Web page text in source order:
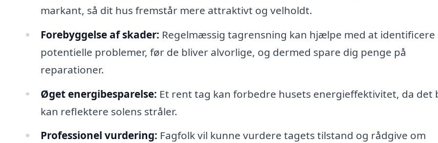
markant, så dit hus fremstår mere attraktivt og velholdt.
Forebyggelse af skader: Regelmæssig tagrensning kan hjælpe med at identificere
potentielle problemer, før de bliver alvorlige, og dermed spare dig penge på
reparationer.
Øget energibesparelse: Et rent tag kan forbedre husets energieffektivitet, da det
kan reflektere solens stråler.
Professionel vurdering: Fagfolk vil kunne vurdere tagets tilstand og rådgive om